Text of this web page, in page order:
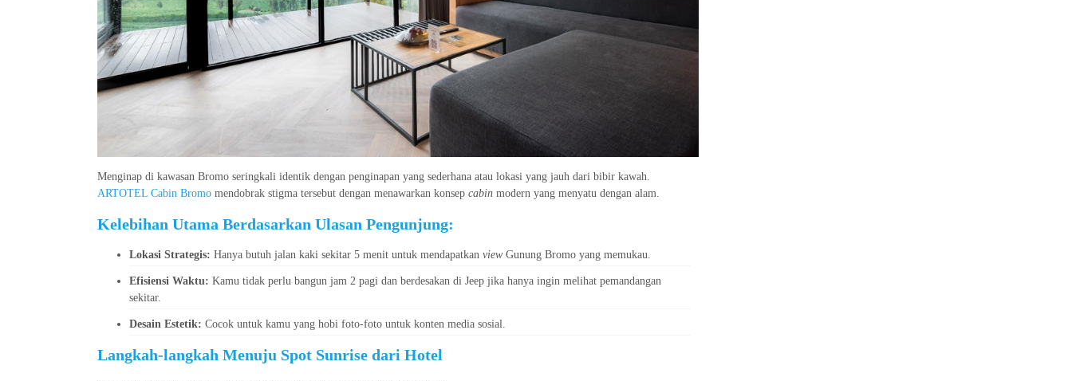
Menginap di kawasan Bromo seringkali identik dengan penginapan yang sederhana atau lokasi yang jauh dari bibir kawah.
ARTOTEL Cabin Bromo mendobrak stigma tersebut dengan menawarkan konsep cabin modern yang menyatu dengan alam.
Kelebihan Utama Berdasarkan Ulasan Pengunjung:
Lokasi Strategis: Hanya butuh jalan kaki sekitar 5 menit untuk mendapatkan viewGunung Bromo yang memukau.
Efisiensi Waktu: Kamu tidak perlu bangun jam 2 pagi dan berdesakan di Jeep jika hanya ingin melihat pemandangan
sekitar.
Desain Estetik: Cocok untuk kamu yang hobi foto-foto untuk konten media sosial.
Langkah-langkah Menuju Spot Sunrise dari Hotel